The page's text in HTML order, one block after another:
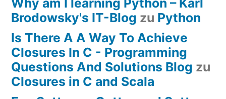
Brodowsky's IT-Blog zu Python
Is There A A Way To Achieve
Closures In C - Programming
Questions And Solutions Blog zu
Closures in C and Scala